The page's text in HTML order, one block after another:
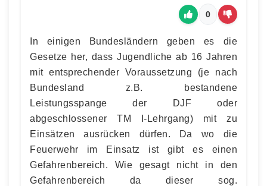
0
In einigen Bundesländern geben es die
Gesetze her, dass Jugendliche ab 16 Jahren
mit entsprechender Voraussetzung (je nach
Bundesland z.B. bestandene
Leistungsspange der DJF oder
abgeschlossener TM I-Lehrgang) mit zu
Einsätzen ausrücken dürfen. Da wo die
Feuerwehr im Einsatz ist gibt es einen
Gefahrenbereich. Wie gesagt nicht in den
Gefahrenbereich da dieser sog.